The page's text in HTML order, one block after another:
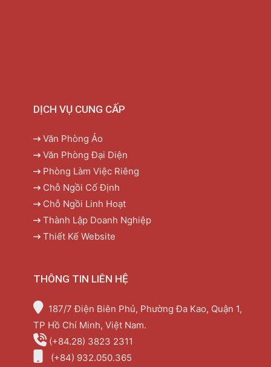
DỊCH VỤ CUNG CẤP
Văn Phòng Ảo
Văn Phòng Đại Diện
Phòng Làm Việc Riêng
Chỗ Ngồi Cố Định
Chỗ Ngồi Linh Hoạt
Thành Lập Doanh Nghiệp
Thiết Kế Website
THÔNG TIN LIÊN HỆ
187/7 Điện Biên Phủ, Phường Đa Kao, Quận 1,
TP Hồ Chí Minh, Việt Nam.
(+84.28) 3823 2311
(+84) 932.050.365